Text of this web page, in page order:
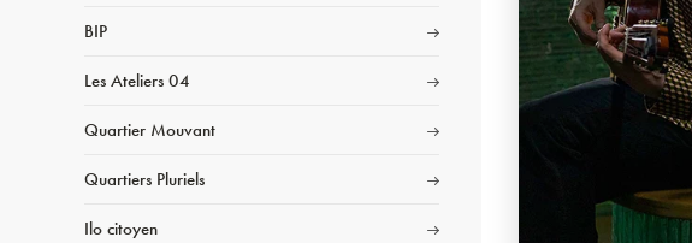
BIP
Les Ateliers 04
Quartier Mouvant
Quartiers Pluriels
Ilo citoyen